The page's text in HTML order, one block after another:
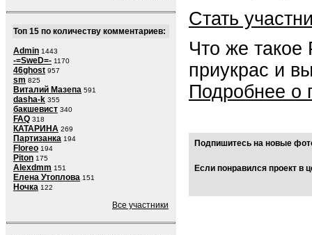
Топ 15 по количеству комментариев:
Admin 1443
-=SweD=- 1170
46ghost 957
sm 825
Виталий Мазепа 591
dasha-k 355
бакшевист 340
FAQ 318
КАТАРИНА 269
Партизанка 194
Floreo 194
Piton 175
Alexdmm 151
Елена Утоплова 151
Ночка 122
Все участники
Стать
Что же такое
приукрас и
Подробнее о
Подпишитесь на новые
Если понравился проект в